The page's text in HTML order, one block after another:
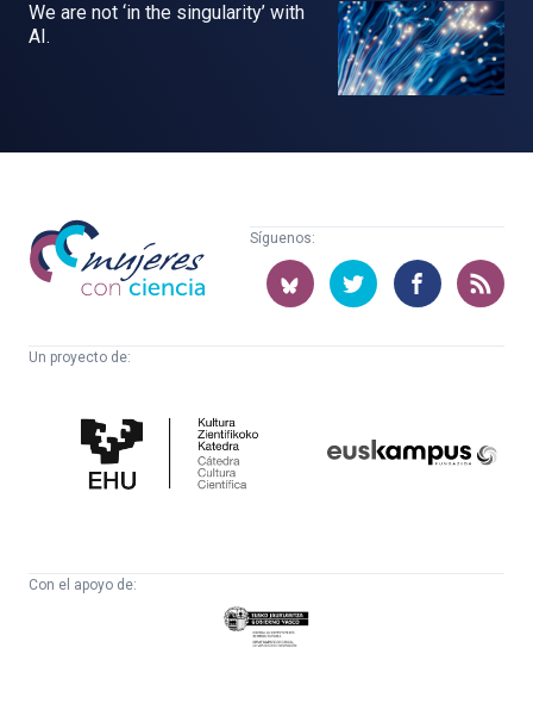
We are not ‘in the singularity’ with
AI.
Mujeres
con
ciencia
Síguenos:
Un proyecto de:
Cultura
Científica
Con el apoyo de:
Eusko
Jaurlaritza